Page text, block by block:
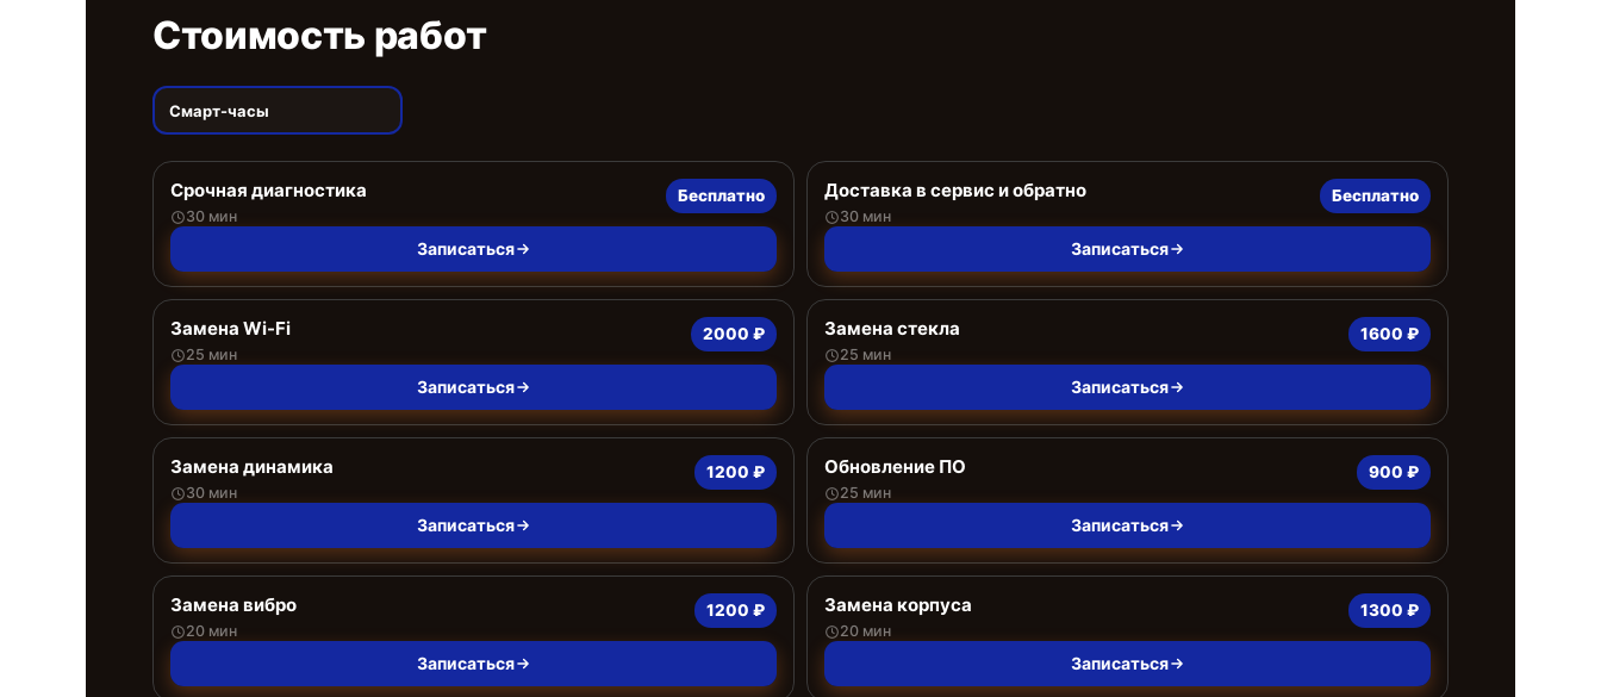
Стоимость работ
Смарт-часы
Срочная диагностика
30 мин
Бесплатно
Записаться
Доставка в сервис и обратно
30 мин
Бесплатно
Записаться
Замена Wi-Fi
25 мин
2000 ₽
Записаться
Замена стекла
25 мин
1600 ₽
Записаться
Замена динамика
30 мин
1200 ₽
Записаться
Обновление ПО
25 мин
900 ₽
Записаться
Замена вибро
20 мин
1200 ₽
Записаться
Замена корпуса
20 мин
1300 ₽
Записаться